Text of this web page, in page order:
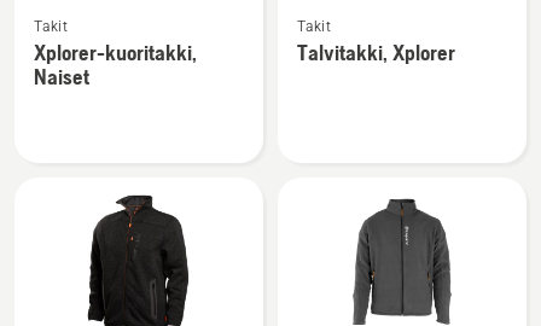
lisätietoja
tuotteesta
Xplorer-
Takit
Xplorer-kuoritakki,
Naiset
lisätietoja
tuotteesta
Takit
Talvitakki, Xplorer